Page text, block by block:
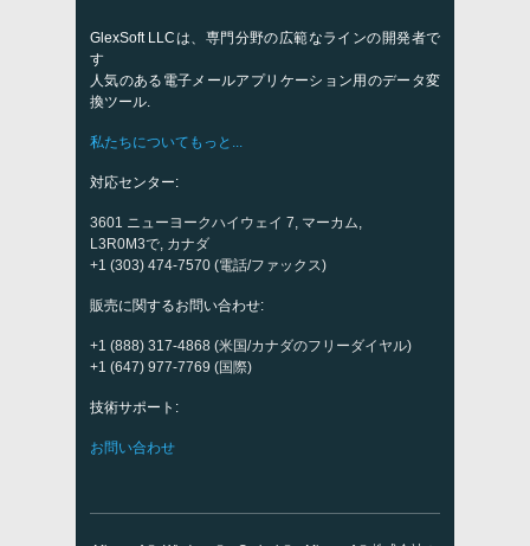
GlexSoft LLCは、専門分野の広範なラインの開発者で
す
人気のある電子メールアプリケーション用のデータ変
換ツール.
私たちについてもっと...
対応センター:
3601 ニューヨークハイウェイ 7, マーカム,
L3R0M3で, カナダ
+1 (303) 474-7570 (電話/ファックス)
販売に関するお問い合わせ:
+1 (888) 317-4868 (米国/カナダのフリーダイヤル)
+1 (647) 977-7769 (国際)
技術サポート:
お問い合わせ